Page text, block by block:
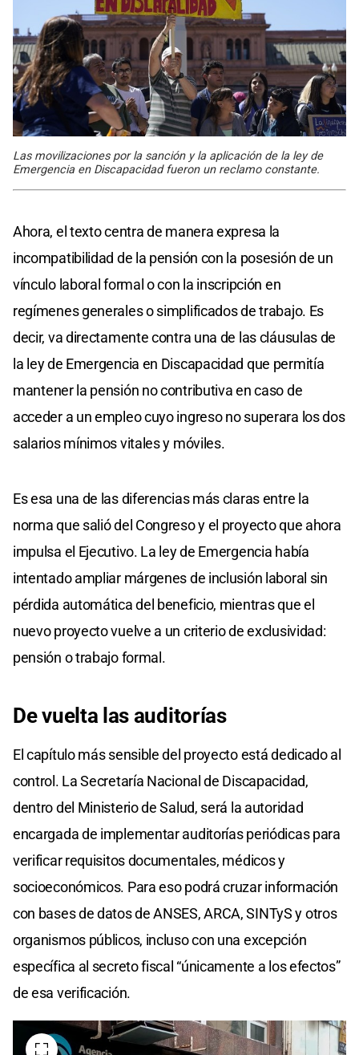
Las movilizaciones por la sanción y la aplicación de la ley de
Emergencia en Discapacidad fueron un reclamo constante.
Ahora, el texto centra de manera expresa la
incompatibilidad de la pensión con la posesión de un
vínculo laboral formal o con la inscripción en
regímenes generales o simplificados de trabajo. Es
decir, va directamente contra una de las cláusulas de
la ley de Emergencia en Discapacidad que permitía
mantener la pensión no contributiva en caso de
acceder a un empleo cuyo ingreso no superara los dos
salarios mínimos vitales y móviles.
Es esa una de las diferencias más claras entre la
norma que salió del Congreso y el proyecto que ahora
impulsa el Ejecutivo. La ley de Emergencia había
intentado ampliar márgenes de inclusión laboral sin
pérdida automática del beneficio, mientras que el
nuevo proyecto vuelve a un criterio de exclusividad:
pensión o trabajo formal.
De vuelta las auditorías
El capítulo más sensible del proyecto está dedicado al
control. La Secretaría Nacional de Discapacidad,
dentro del Ministerio de Salud, será la autoridad
encargada de implementar auditorías periódicas para
verificar requisitos documentales, médicos y
socioeconómicos. Para eso podrá cruzar información
con bases de datos de ANSES, ARCA, SINTyS y otros
organismos públicos, incluso con una excepción
específica al secreto fiscal “únicamente a los efectos”
de esa verificación.